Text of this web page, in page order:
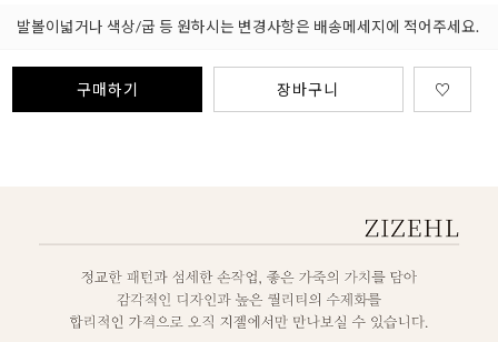
발볼이넓거나 색상/굽 등 원하시는 변경사항은 배송메세지에 적어주세요.
구매하기 장바구니 ♡